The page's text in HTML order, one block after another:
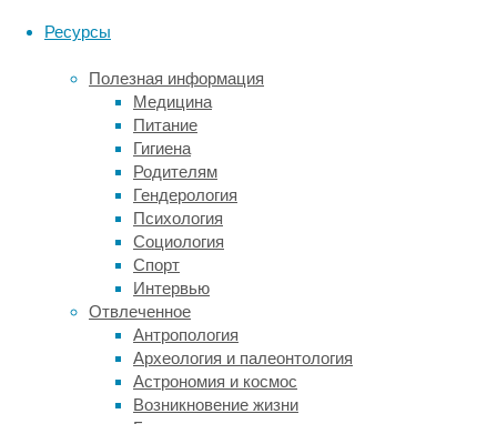
Ресурсы
Полезная информация
Медицина
Питание
Гигиена
Родителям
Гендерология
Психология
Социология
Спорт
Интервью
Отвлеченное
Антропология
Археология и палеонтология
Астрономия и космос
Возникновение жизни
отцовстве.
форма
отцовской
заботы
этого
вида
вероятнее
всего
будет
ограничена
определенными
ситуациями,
однако
она
может